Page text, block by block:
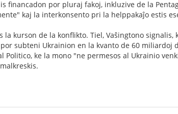
por pluraj fakoj, inkluzive de la
kaj la interkonsento pri la helppakaĵo estis
kurson de la konflikto. Tiel, Vaŝingtono signalis,
subteni Ukrainion en la kvanto de 60 miliardoj
ke la mono "ne permesos al Ukrainio